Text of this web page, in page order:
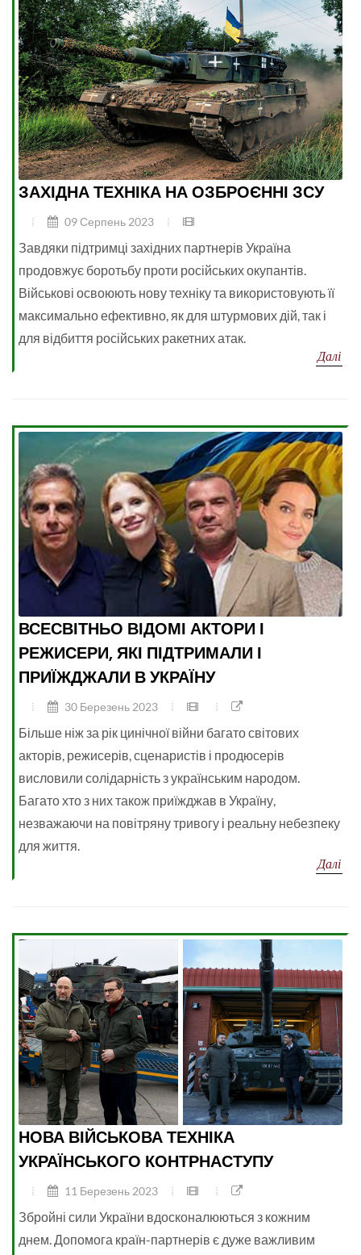
ЗАХІДНА ТЕХНІКА НА ОЗБРОЄННІ ЗСУ
09 Серпень 2023
Завдяки підтримці західних партнерів Україна
продовжує боротьбу проти російських окупантів.
Військові освоюють нову техніку та використовують її
максимально ефективно, як для штурмових дій, так і
для відбиття російських ракетних атак.
Далі
ВСЕСВІТНЬО ВІДОМІ АКТОРИ І
РЕЖИСЕРИ, ЯКІ ПІДТРИМАЛИ І
ПРИЇЖДЖАЛИ В УКРАЇНУ
30 Березень 2023
Більше ніж за рік цинічної війни багато світових
акторів, режисерів, сценаристів і продюсерів
висловили солідарність з українським народом.
Багато хто з них також приїжджав в Україну,
незважаючи на повітряну тривогу і реальну небезпеку
для життя.
Далі
НОВА ВІЙСЬКОВА ТЕХНІКА
УКРАЇНСЬКОГО КОНТРНАСТУПУ
11 Березень 2023
Збройні сили України вдосконалюються з кожним
днем. Допомога країн-партнерів є дуже важливим